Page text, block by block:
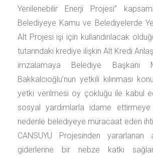
Yenilenebilir Enerji Projesi”
Belediyeye Kamu ve Belediyelerde
Alt Projesi işi için kullandırılacak
tutarındaki krediye ilişkin Alt Kredi
imzalamaya Belediye Başkanı
Bakkalcıoğlu’nun yetkili kılınması
yetki verilmesi oy çokluğu ile kabul
sosyal yardımlarla idame
nedenle belediyeye müracaat eden
CANSUYU Projesinden yararlanan
giderlerine bir nebze katkı